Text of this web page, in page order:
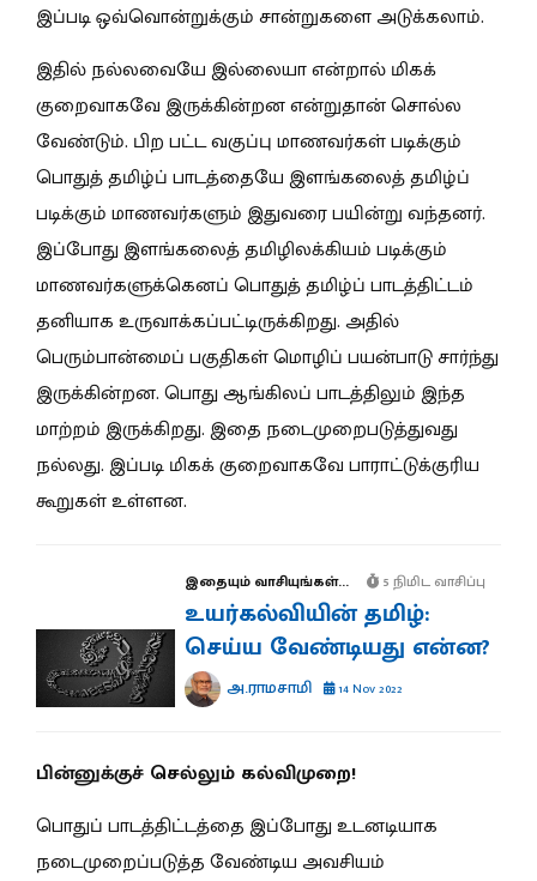
இப்படி ஒவ்வொன்றுக்கும் சான்றுகளை அடுக்கலாம்.
இதில் நல்லவையே இல்லையா என்றால் மிகக்
குறைவாகவே இருக்கின்றன என்றுதான் சொல்ல
வேண்டும். பிற பட்ட வகுப்பு மாணவர்கள் படிக்கும்
பொதுத் தமிழ்ப் பாடத்தையே இளங்கலைத் தமிழ்ப்
படிக்கும் மாணவர்களும் இதுவரை பயின்று வந்தனர்.
இப்போது இளங்கலைத் தமிழிலக்கியம் படிக்கும்
மாணவர்களுக்கெனப் பொதுத் தமிழ்ப் பாடத்திட்டம்
தனியாக உருவாக்கப்பட்டிருக்கிறது. அதில்
பெரும்பான்மைப் பகுதிகள் மொழிப் பயன்பாடு சார்ந்து
இருக்கின்றன. பொது ஆங்கிலப் பாடத்திலும் இந்த
மாற்றம் இருக்கிறது. இதை நடைமுறைபடுத்துவது
நல்லது. இப்படி மிகக் குறைவாகவே பாராட்டுக்குரிய
கூறுகள் உள்ளன.
இதையும் வாசியுங்கள்... 5 நிமிட வாசிப்பு
உயர்கல்வியின் தமிழ்:
செய்ய வேண்டியது என்ன?
அ.ராமசாமி 14 Nov 2022
பின்னுக்குச் செல்லும் கல்விமுறை!
பொதுப் பாடத்திட்டத்தை இப்போது உடனடியாக
நடைமுறைப்படுத்த வேண்டிய அவசியம்